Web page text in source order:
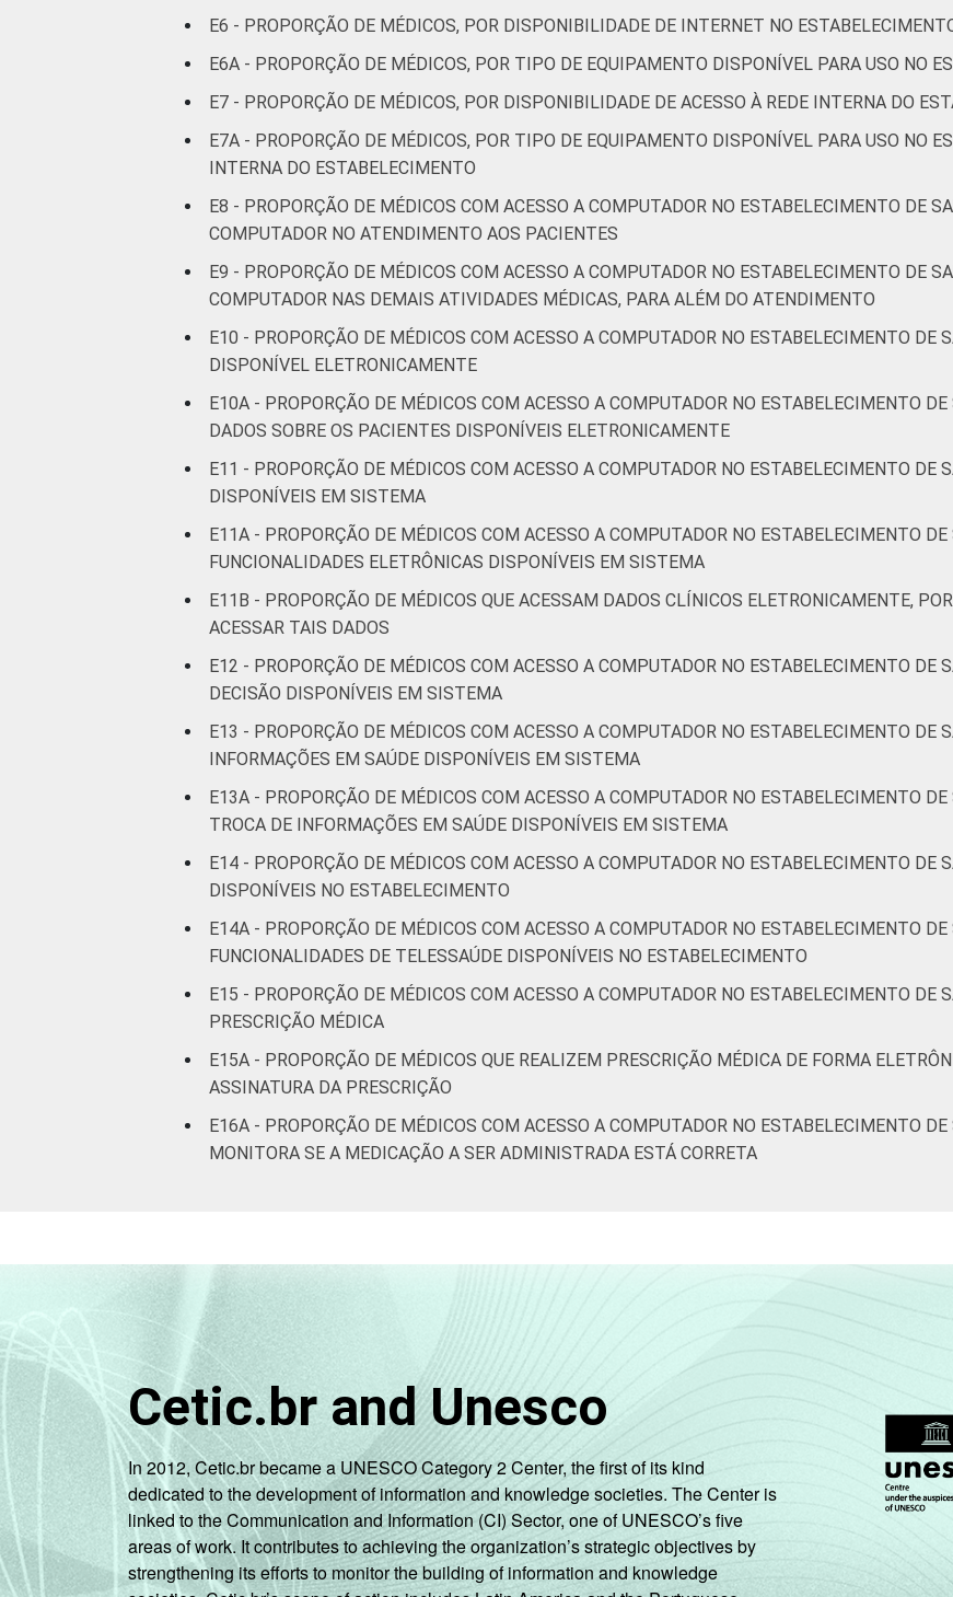
E6 - PROPORÇÃO DE MÉDICOS, POR DISPONIBILIDADE DE INTERNET NO
E6A - PROPORÇÃO DE MÉDICOS, POR TIPO DE EQUIPAMENTO DISPONÍVEL PARA USO NO
E7 - PROPORÇÃO DE MÉDICOS, POR DISPONIBILIDADE DE ACESSO À REDE INTERNA DO
E7A - PROPORÇÃO DE MÉDICOS, POR TIPO DE EQUIPAMENTO DISPONÍVEL PARA USO NO
INTERNA DO ESTABELECIMENTO
E8 - PROPORÇÃO DE MÉDICOS COM ACESSO A COMPUTADOR NO ESTABELECIMENTO DE
COMPUTADOR NO ATENDIMENTO AOS PACIENTES
E9 - PROPORÇÃO DE MÉDICOS COM ACESSO A COMPUTADOR NO ESTABELECIMENTO DE
COMPUTADOR NAS DEMAIS ATIVIDADES MÉDICAS, PARA ALÉM DO ATENDIMENTO
E10 - PROPORÇÃO DE MÉDICOS COM ACESSO A COMPUTADOR NO ESTABELECIMENTO DE
DISPONÍVEL ELETRONICAMENTE
E10A - PROPORÇÃO DE MÉDICOS COM ACESSO A COMPUTADOR NO ESTABELECIMENTO
DADOS SOBRE OS PACIENTES DISPONÍVEIS ELETRONICAMENTE
E11 - PROPORÇÃO DE MÉDICOS COM ACESSO A COMPUTADOR NO ESTABELECIMENTO DE
DISPONÍVEIS EM SISTEMA
E11A - PROPORÇÃO DE MÉDICOS COM ACESSO A COMPUTADOR NO ESTABELECIMENTO DE
FUNCIONALIDADES ELETRÔNICAS DISPONÍVEIS EM SISTEMA
E11B - PROPORÇÃO DE MÉDICOS QUE ACESSAM DADOS CLÍNICOS ELETRONICAMENTE,
ACESSAR TAIS DADOS
E12 - PROPORÇÃO DE MÉDICOS COM ACESSO A COMPUTADOR NO ESTABELECIMENTO DE
DECISÃO DISPONÍVEIS EM SISTEMA
E13 - PROPORÇÃO DE MÉDICOS COM ACESSO A COMPUTADOR NO ESTABELECIMENTO DE
INFORMAÇÕES EM SAÚDE DISPONÍVEIS EM SISTEMA
E13A - PROPORÇÃO DE MÉDICOS COM ACESSO A COMPUTADOR NO ESTABELECIMENTO
TROCA DE INFORMAÇÕES EM SAÚDE DISPONÍVEIS EM SISTEMA
E14 - PROPORÇÃO DE MÉDICOS COM ACESSO A COMPUTADOR NO ESTABELECIMENTO DE
DISPONÍVEIS NO ESTABELECIMENTO
E14A - PROPORÇÃO DE MÉDICOS COM ACESSO A COMPUTADOR NO ESTABELECIMENTO DE
FUNCIONALIDADES DE TELESSAÚDE DISPONÍVEIS NO ESTABELECIMENTO
E15 - PROPORÇÃO DE MÉDICOS COM ACESSO A COMPUTADOR NO ESTABELECIMENTO DE
PRESCRIÇÃO MÉDICA
E15A - PROPORÇÃO DE MÉDICOS QUE REALIZEM PRESCRIÇÃO MÉDICA DE FORMA
ASSINATURA DA PRESCRIÇÃO
E16A - PROPORÇÃO DE MÉDICOS COM ACESSO A COMPUTADOR NO ESTABELECIMENTO
MONITORA SE A MEDICAÇÃO A SER ADMINISTRADA ESTÁ CORRETA
Cetic.br and Unesco
In 2012, Cetic.br became a UNESCO Category 2 Center, the first of its kind
dedicated to the development of information and knowledge societies. The Center is
linked to the Communication and Information (CI) Sector, one of UNESCO’s five
areas of work. It contributes to achieving the organization’s strategic objectives by
strengthening its efforts to monitor the building of information and knowledge